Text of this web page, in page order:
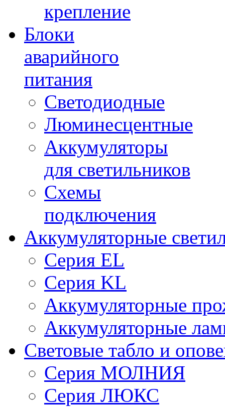
крепление
Блоки
аварийного
питания
Светодиодные
Люминесцентные
Аккумуляторы
для светильников
Схемы
подключения
Аккумуляторные
Серия EL
Серия KL
Аккумуляторные
Аккумуляторные
Световые табло и
Серия МОЛНИЯ
Серия ЛЮКС